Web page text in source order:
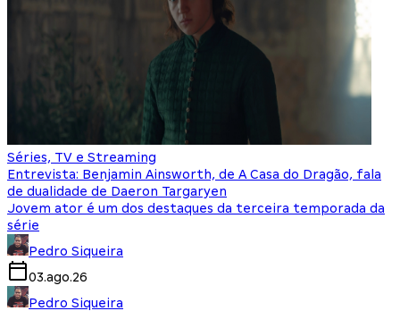
Séries, TV e Streaming
Entrevista: Benjamin Ainsworth, de A Casa do Dragão, fala
de dualidade de Daeron Targaryen
Jovem ator é um dos destaques da terceira temporada da
série
Pedro Siqueira
03.ago.26
Pedro Siqueira